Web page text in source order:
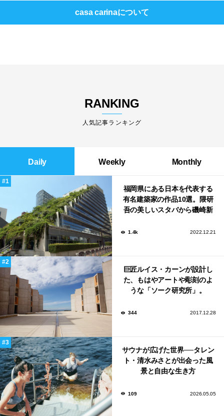
casa carinaについて
RANKING
人気記事ランキング
Daily Weekly Monthly
福岡県にある日本を代表する
有名建築家の作品10選。隈研
吾の美しいスタバから磯崎新
1.4k 2022.12.21
巨匠ルイス・カーンが設計し
た、もはやアートや彫刻のよ
うな「ソーク研究所」。
344 2017.12.28
サウナが広げた世界──タレン
ト・清水みさとが出会った風
景と自由な生き方
109 2026.05.05